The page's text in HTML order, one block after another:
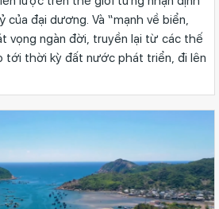
của đại dương. Và “mạnh về biển,
vọng ngàn đời, truyền lại từ các thế
tới thời kỳ đất nước phát triển, đi lên